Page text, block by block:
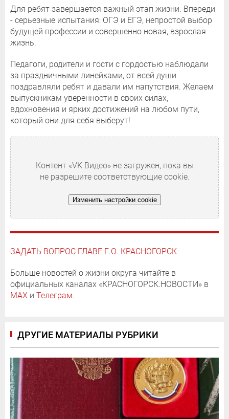
Для ребят завершается важный этап жизни. Впереди
- серьезные испытания: ОГЭ и ЕГЭ, непростой выбор
будущей профессии и совершенно новая, взрослая
жизнь.
Педагоги, родители и гости с гордостью наблюдали
за праздничными линейками, от всей души
поздравляли ребят и давали им напутствия. Желаем
выпускникам уверенности в своих силах,
вдохновения и ярких достижений на любом пути,
который они для себя выберут!
Контент «VK Видео» не загружен, пока вы
не разрешите соответствующие cookie.
Изменить настройки cookie
ЗАДАТЬ ВОПРОС ГЛАВЕ Г.О. КРАСНОГОРСК
Больше новостей о жизни округа читайте в
официальных каналах «КРАСНОГОРСК.НОВОСТИ» в
MAX и Телеграм.
ДРУГИЕ МАТЕРИАЛЫ РУБРИКИ